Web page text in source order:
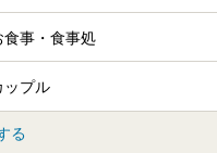
食事・食事処
ップル
る